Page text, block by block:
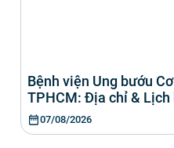
Bệnh viện Ung bướu
TPHCM: Địa chỉ & Lịch
07/08/2026